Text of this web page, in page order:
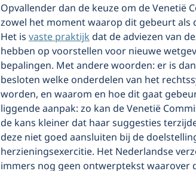
Opvallender dan de keuze om de Venetië
zowel het moment waarop dit gebeurt als
Het isvaste praktijkdat de adviezen van
hebben op voorstellen voor nieuwe
bepalingen. Met andere woorden: er is
besloten welke onderdelen van het
worden, en waarom en hoe dit gaat
liggende aanpak: zo kan de Venetië
de kans kleiner dat haar suggesties
deze niet goed aansluiten bij de
herzieningsexercitie. Het Nederlandse
immers nog geen ontwerptekst waarover